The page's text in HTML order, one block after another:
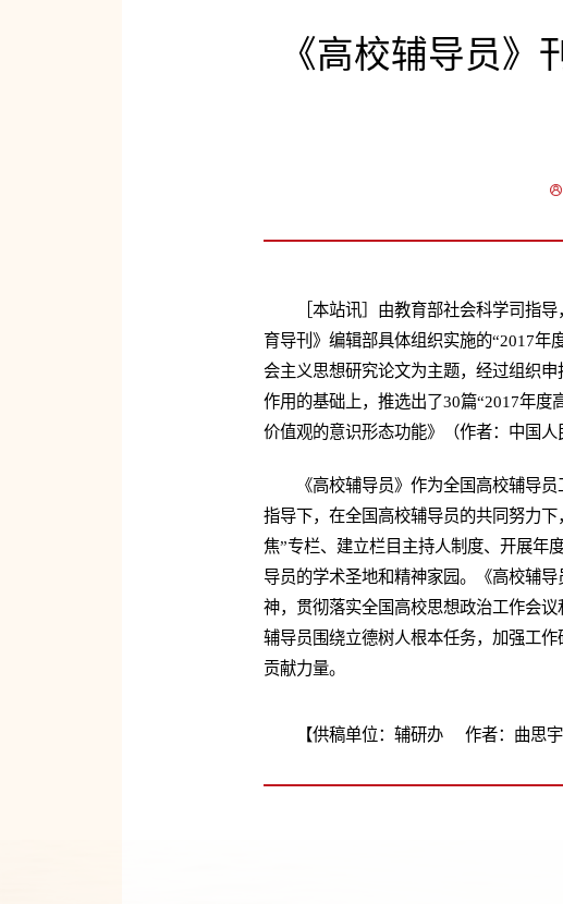
《高校辅导员》
［本站讯］由教育部社会科学司指
育导刊》编辑部具体组织实施的“2017
会主义思想研究论文为主题，经过组织
作用的基础上，推选出了30篇“2017年
价值观的意识形态功能》（作者：中国人
《高校辅导员》作为全国高校辅导
指导下，在全国高校辅导员的共同努力
焦”专栏、建立栏目主持人制度、开展年
导员的学术圣地和精神家园。《高校辅
神，贯彻落实全国高校思想政治工作会
辅导员围绕立德树人根本任务，加强工
贡献力量。
【供稿单位：辅研办 作者：曲思